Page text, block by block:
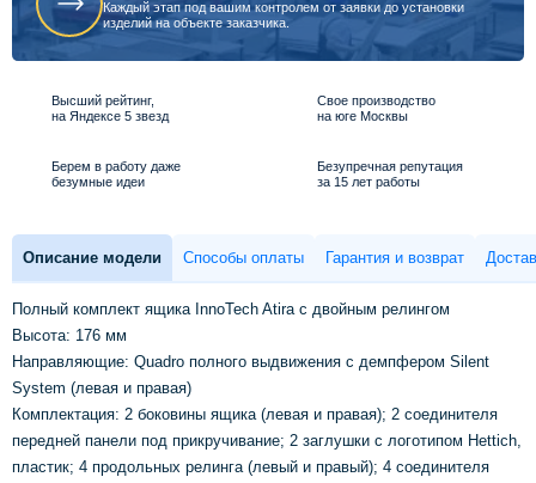
Каждый этап под вашим контролем от заявки до установки
изделий на объекте заказчика.
Высший рейтинг,
на Яндексе 5 звезд
Свое производство
на юге Москвы
Берем в работу даже
безумные идеи
Безупречная репутация
за 15 лет работы
Описание модели Способы оплаты Гарантия и возврат
Полный комплект ящика InnoTech Atira с двойным релингом
Высота: 176 мм
Направляющие: Quadro полного выдвижения с демпфером Silent
System (левая и правая)
Комплектация: 2 боковины ящика (левая и правая); 2 соединителя
передней панели под прикручивание; 2 заглушки с логотипом Hettich,
пластик; 4 продольных релинга (левый и правый); 4 соединителя